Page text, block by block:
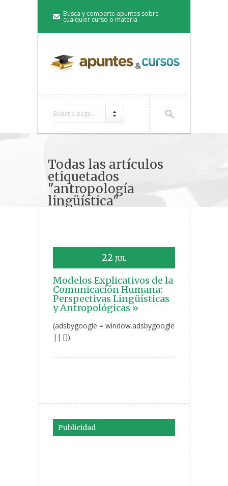
Busca y comparte apuntes sobre
cualquier curso o materia
Select a page...
Todas las artículos
etiquetados
"antropología
lingüística"
22 JUL
Modelos Explicativos de la
Comunicación Humana:
Perspectivas Lingüísticas
y Antropológicas »
(adsbygoogle = window.adsbygoogle
|| []).
Publicidad